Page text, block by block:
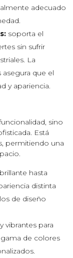
adecuado
soporta el
sin sufrir
La
que el
y apariencia.
sino
Está
permitiendo una
hasta
distinta
de diseño
vibrantes para
de colores